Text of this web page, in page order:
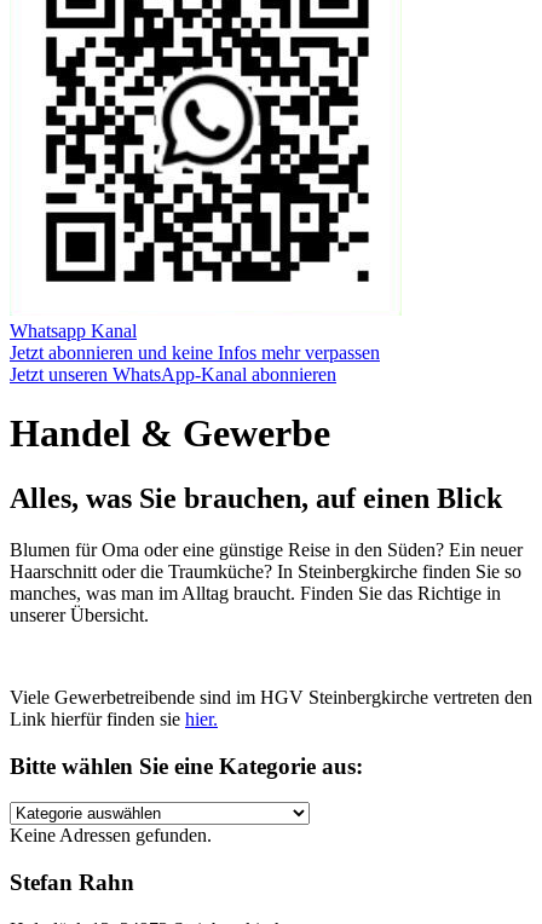
Whatsapp Kanal
Jetzt abonnieren und keine Infos mehr verpassen
Jetzt unseren WhatsApp-Kanal abonnieren
Handel & Gewerbe
Alles, was Sie brauchen, auf einen Blick
Blumen für Oma oder eine günstige Reise in den Süden? Ein neuer
Haarschnitt oder die Traumküche? In Steinbergkirche finden Sie so
manches, was man im Alltag braucht. Finden Sie das Richtige in
unserer Übersicht.
Viele Gewerbetreibende sind im HGV Steinbergkirche vertreten den
Link hierfür finden sie hier.
Bitte wählen Sie eine Kategorie aus:
Keine Adressen gefunden.
Stefan Rahn